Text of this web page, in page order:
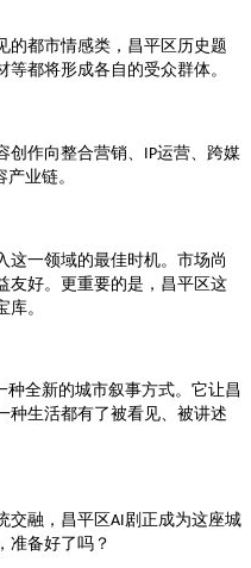
的都市情感类， 昌平区 历史题
等都将形成各自的受众群体。
作向整合营销、 IP运营、跨媒
产业链。
这一领域的最佳时机。市场尚
好。更重要的是， 昌平区这
。
种全新的城市叙事方式。它让昌
种生活都有了被看见、被讲述
交融， 昌平区AI 剧正成为这座城
准备好了吗？